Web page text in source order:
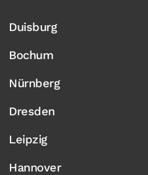
Duisburg
Bochum
Nürnberg
Dresden
Leipzig
Hannover